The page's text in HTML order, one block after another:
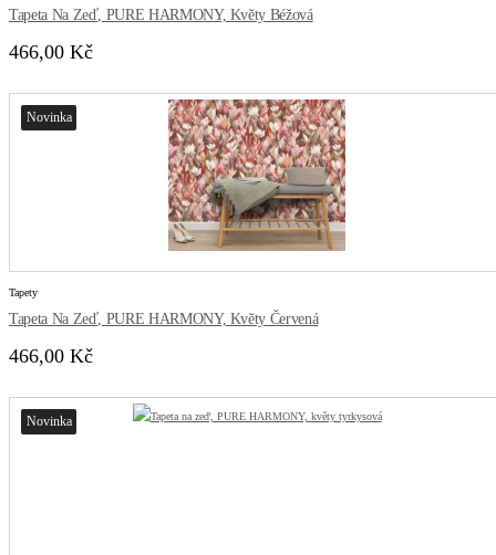
Tapeta Na Zeď, PURE HARMONY, Květy Béžová
466,00 Kč
Novinka
Tapety
Tapeta Na Zeď, PURE HARMONY, Květy Červená
466,00 Kč
Novinka